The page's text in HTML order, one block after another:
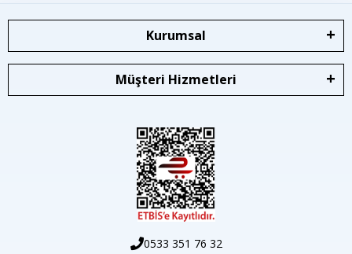
Kurumsal
Müşteri Hizmetleri
0533 351 76 32